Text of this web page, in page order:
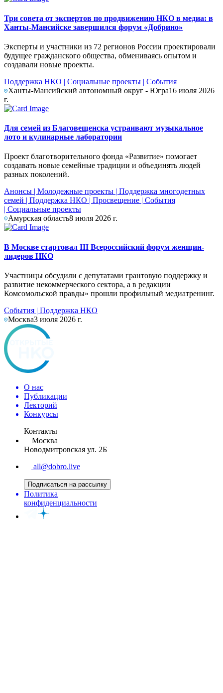
Три совета от экспертов по продвижению НКО в медиа: в
Ханты-Мансийске завершился форум «Добрино»
Эксперты и участники из 72 регионов России проектировали
будущее гражданского общества, обмениваясь опытом и
создавали новые проекты.
Поддержка НКО | Социальные проекты | События
Ханты-Мансийский автономный округ - Югра16 июля 2026
г.
Для семей из Благовещенска устраивают музыкальное
лото и кулинарные лаборатории
Проект благотворительного фонда «Развитие» помогает
создавать новые семейные традиции и объединять людей
разных поколений.
Анонсы | Молодежные проекты | Поддержка многодетных
семей | Поддержка НКО | Просвещение | События
| Социальные проекты
Амурская область8 июля 2026 г.
В Москве стартовал III Всероссийский форум женщин-
лидеров НКО
Участницы обсудили с депутатами грантовую поддержку и
развитие некоммерческого сектора, а в редакции
Комсомольской правды» прошли профильный медиатренинг.
События | Поддержка НКО
Москва3 июля 2026 г.
О нас
Публикации
Лекторий
Конкурсы
Контакты
Москва
Новодмитровская ул. 2Б
all@dobro.live
Подписаться на рассылку
Политика
конфиденциальности